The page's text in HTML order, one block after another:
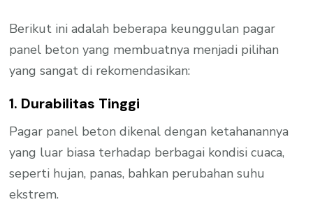
Berikut ini adalah beberapa keunggulan pagar
panel beton yang membuatnya menjadi pilihan
yang sangat di rekomendasikan:
1. Durabilitas Tinggi
Pagar panel beton dikenal dengan ketahanannya
yang luar biasa terhadap berbagai kondisi cuaca,
seperti hujan, panas, bahkan perubahan suhu
ekstrem.